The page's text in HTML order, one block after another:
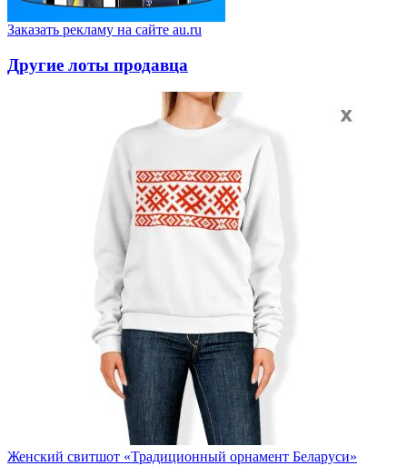
Заказать рекламу на сайте au.ru
Другие лоты продавца
Женский свитшот «Традиционный орнамент Беларуси»